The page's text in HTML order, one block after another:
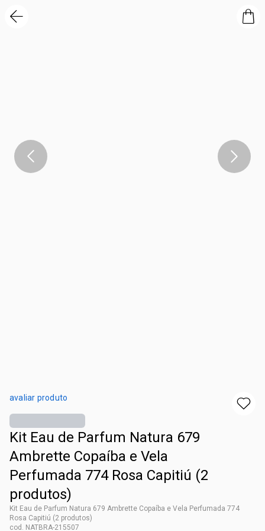
avaliar produto
Kit Eau de Parfum Natura 679
Ambrette Copaíba e Vela
Perfumada 774 Rosa Capitiú (2
produtos)
Kit Eau de Parfum Natura 679 Ambrette Copaíba e Vela Perfumada 774
Rosa Capitiú (2 produtos)
cod. NATBRA-215507